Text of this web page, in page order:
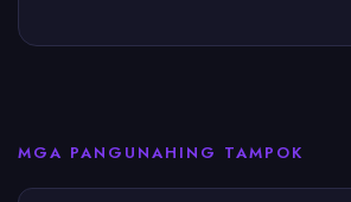
MGA PANGUNAHING TAMPOK